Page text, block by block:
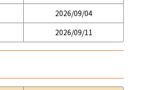
2026/09/04
2026/09/11